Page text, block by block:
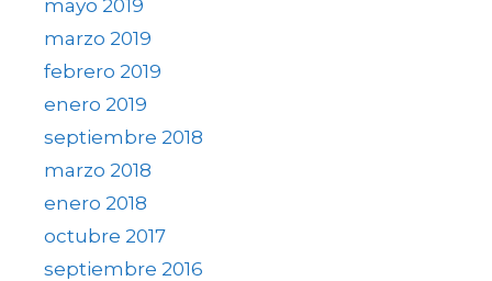
mayo 2019
marzo 2019
febrero 2019
enero 2019
septiembre 2018
marzo 2018
enero 2018
octubre 2017
septiembre 2016